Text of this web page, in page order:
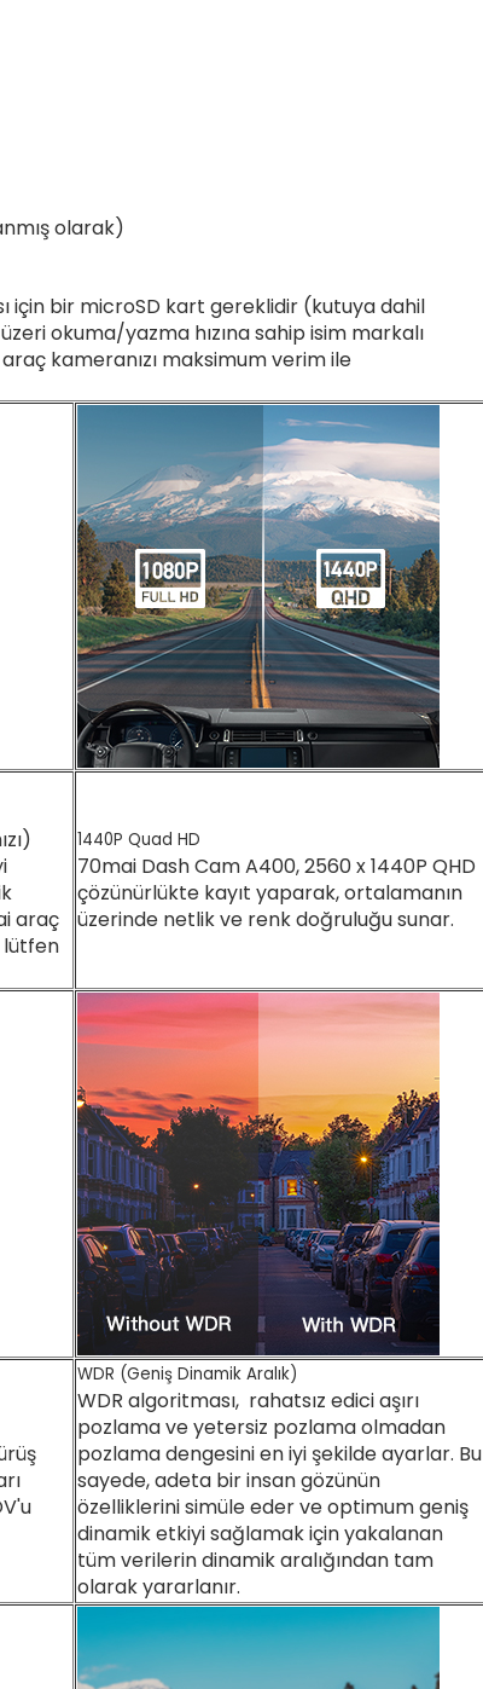
olarak)
için bir microSD kart gereklidir (kutuya dahil
okuma/yazma hızına sahip isim markalı
kameranızı maksimum verim ile
araç
lütfen
1440P Quad HD
70mai Dash Cam A400, 2560 x 1440P QHD
çözünürlükte kayıt yaparak, ortalamanın
üzerinde netlik ve renk doğruluğu sunar.
WDR (Geniş Dinamik Aralık)
WDR algoritması, rahatsız edici aşırı
pozlama ve yetersiz pozlama olmadan
pozlama dengesini en iyi şekilde ayarlar. Bu
sayede, adeta bir insan gözünün
özelliklerini simüle eder ve optimum geniş
dinamik etkiyi sağlamak için yakalanan
tüm verilerin dinamik aralığından tam
olarak yararlanır.